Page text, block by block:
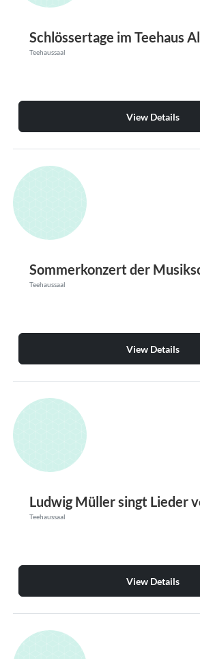
Teehaussaal
View Details
Teehaussaal
View Details
Teehaussaal
View Details